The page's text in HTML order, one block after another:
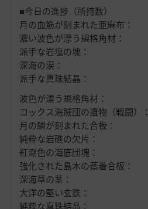
■今日の進捗（所持数）
月の血筋が刻まれた亜麻布：
濃い波色が漂う規格角材：
派手な岩塩の塊：
深海の涙：
派手な真珠結晶：
波色が漂う規格角材：
コックス海賊団の遺物（戦闘）：
月の鱗が刻まれた合板：
純粋な岩礁の欠片：
紅潮色の海底団塊：
強化された島木の蒸着合板：
深海草の茎：
大洋の堅い玄鉄：
純粋な真珠結晶：